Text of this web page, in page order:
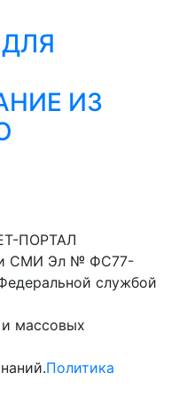
ИЗ
ПОРТАЛ
СМИ Эл № ФС77-
службой
массовых
Политика